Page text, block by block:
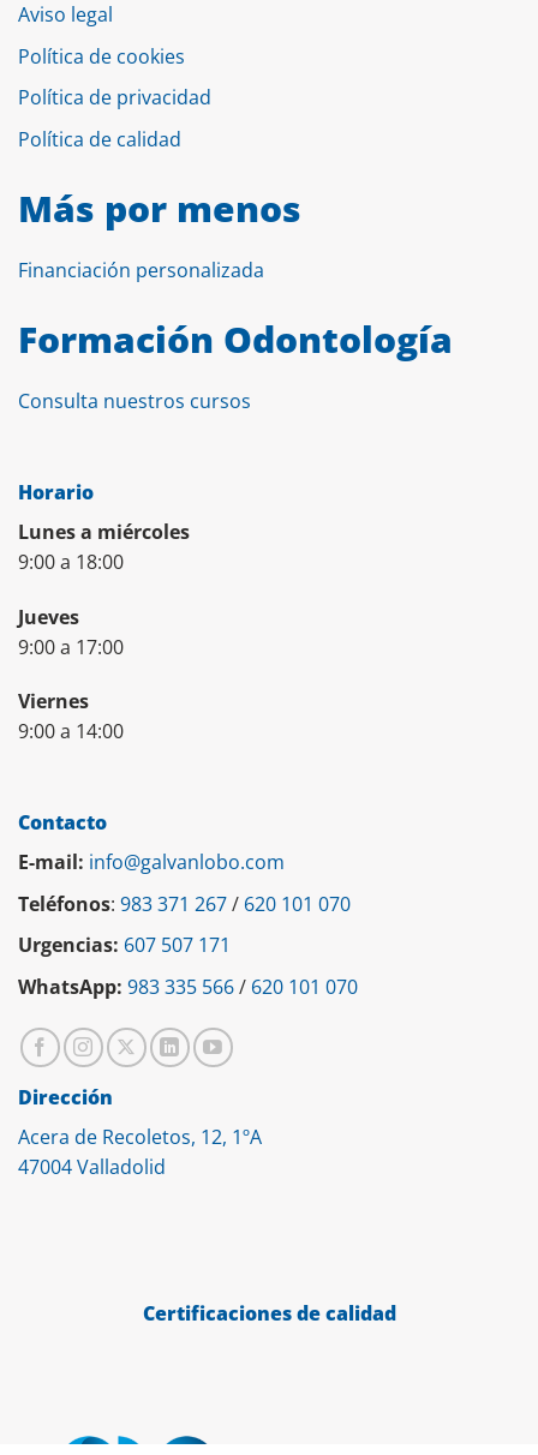
Aviso legal
Política de cookies
Política de privacidad
Política de calidad
Más por menos
Financiación personalizada
Formación Odontología
Consulta nuestros cursos
Horario
Lunes a miércoles
9:00 a 18:00
Jueves
9:00 a 17:00
Viernes
9:00 a 14:00
Contacto
E-mail: info@galvanlobo.com
Teléfonos: 983 371 267/ 620 101 070
Urgencias: 607 507 171
WhatsApp: 983 335 566/ 620 101 070
Dirección
Acera de Recoletos, 12, 1ºA
47004 Valladolid
Certificaciones de calidad